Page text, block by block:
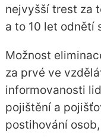
nejvyšší trest za
a to 10 let odnětí
Možnost
za prvé ve
informovanosti
pojištění a
postihování